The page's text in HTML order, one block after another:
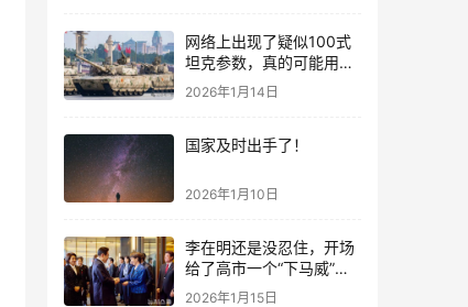
网络上出现了疑似100式
坦克参数，真的可能用了
钛合金装甲！
2026年1月14日
国家及时出手了！
2026年1月10日
李在明还是没忍住，开场
给了高市一个“下马威”，
还特意提到中国
2026年1月15日